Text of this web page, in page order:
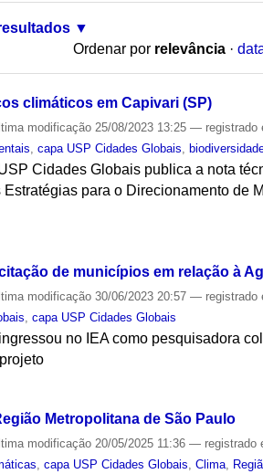
Ordenar por relevância ·
climáticos em Capivari (SP)
modificação 25/08/2023 13:25— registrado
,capa USP Cidades Globais
Cidades Globais publica a nota
para o Direcionamento de
de municípios em relação à
modificação 30/06/2023 20:57— registrado
,capa USP Cidades Globais
no IEA como pesquisadora
Metropolitana de São Paulo
modificação 20/05/2025 11:36— registrado
,capa USP Cidades Globais,Clima,